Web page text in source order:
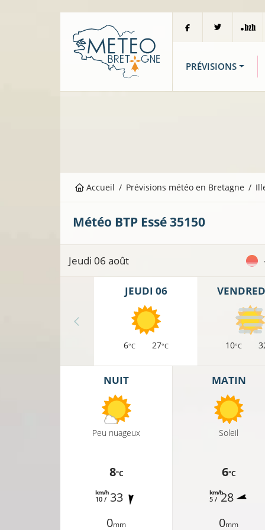
PRÉVISIONS
Accueil Prévisions météo en Bretagne
Météo BTP Essé35150
Jeudi 06 août
JEUDI 06
6°C 27°C 10°C
NUIT
Peu nuageux
8°C
10 /
km/h 33
0mm
MATIN
Soleil
6°C
5 /
km/h28
0mm